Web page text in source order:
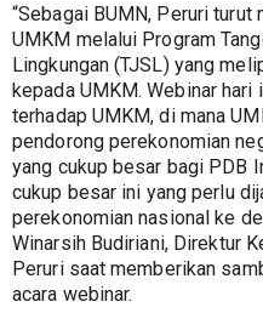
“Sebagai BUMN, Peruri turut
UMKM melalui Program
Lingkungan (TJSL) yang
kepada UMKM. Webinar hari
terhadap UMKM, di mana
pendorong perekonomian
yang cukup besar bagi PDB
cukup besar ini yang perlu
perekonomian nasional ke
Winarsih Budiriani, Direktur
Peruri saat memberikan
acara webinar.